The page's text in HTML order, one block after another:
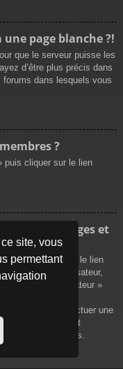
site, vous
permettant
page blanche ?!
que le serveur puisse les
d’être plus précis dans
dans lesquels vous
?
puis cliquer sur le lien
messages et
en cliquant sur le lien
contrôle de l’utilisateur,
de l’utilisateur »
sur le menu
forum. Pour effectuer une
avancée et
sont disponibles.